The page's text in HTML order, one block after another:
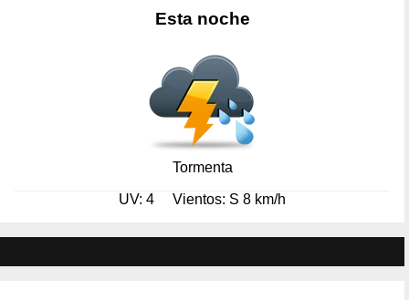
Esta noche
Tormenta
UV: 4 Vientos: S 8 km/h